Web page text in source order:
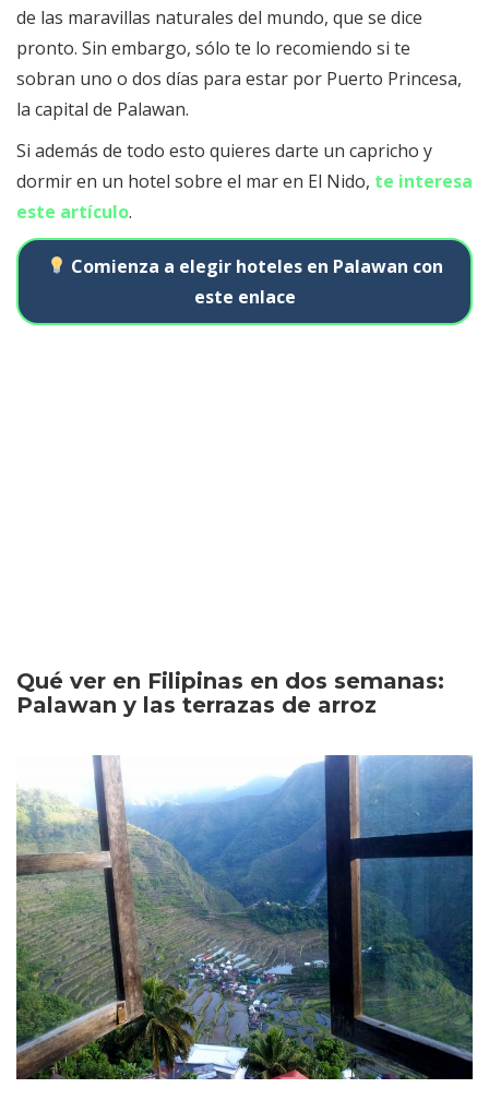
de las maravillas naturales del mundo, que se dice
pronto. Sin embargo, sólo te lo recomiendo si te
sobran uno o dos días para estar por Puerto Princesa,
la capital de Palawan.
Si además de todo esto quieres darte un capricho y
dormir en un hotel sobre el mar en El Nido, te interesa
este artículo.
Comienza a elegir hoteles en Palawan con
este enlace
Qué ver en Filipinas en dos semanas:
Palawan y las terrazas de arroz